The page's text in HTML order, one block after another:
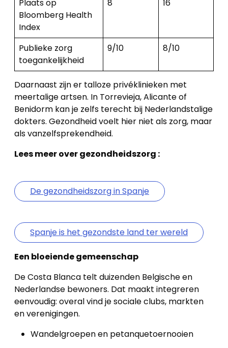
team
Ons
kantoor
Onze
werkwijze
Contacteer
ons
Blog
Plaats op
Bloomberg Health
Index
8 16
Publieke zorg
toegankelijkheid
9/10 8/10
Daarnaast zijn er talloze privéklinieken met
meertalige artsen. In Torrevieja, Alicante of
Benidorm kan je zelfs terecht bij Nederlandstalige
dokters. Gezondheid voelt hier niet als zorg, maar
als vanzelfsprekendheid.
Lees meer over gezondheidszorg :
De gezondheidszorg in Spanje
Spanje is het gezondste land ter wereld
Een bloeiende gemeenschap
De Costa Blanca telt duizenden Belgische en
Nederlandse bewoners. Dat maakt integreren
eenvoudig: overal vind je sociale clubs, markten
en verenigingen.
Wandelgroepen en petanquetoernooien